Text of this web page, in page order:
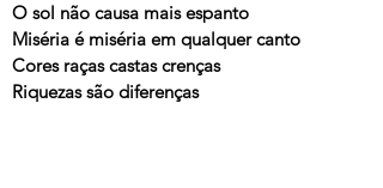
O sol não causa mais espanto
Miséria é miséria em qualquer canto
Cores raças castas crenças
Riquezas são diferenças